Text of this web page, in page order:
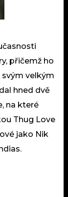
přičemž ho
svým velkým
hned dvě
na které
Thug Love
jako Nik